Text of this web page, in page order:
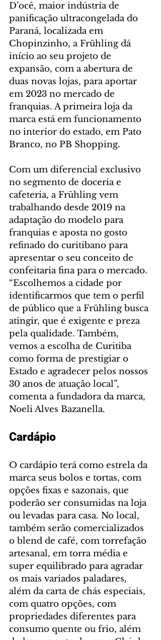
D’ocê, maior indústria de
panificação ultracongelada do
Paraná, localizada em
Chopinzinho, a Frühling dá
início ao seu projeto de
expansão, com a abertura de
duas novas lojas, para aportar
em 2023 no mercado de
franquias. A primeira loja da
marca está em funcionamento
no interior do estado, em Pato
Branco, no PB Shopping.
Com um diferencial exclusivo
no segmento de doceria e
cafeteria, a Frühling vem
trabalhando desde 2019 na
adaptação do modelo para
franquias e aposta no gosto
refinado do curitibano para
apresentar o seu conceito de
confeitaria fina para o mercado.
“Escolhemos a cidade por
identificarmos que tem o perfil
de público que a Frühling busca
atingir, que é exigente e preza
pela qualidade. Também,
vemos a escolha de Curitiba
como forma de prestigiar o
Estado e agradecer pelos nossos
30 anos de atuação local”,
comenta a fundadora da marca,
Noeli Alves Bazanella.
Cardápio
O cardápio terá como estrela da
marca seus bolos e tortas, com
opções fixas e sazonais, que
poderão ser consumidas na loja
ou levadas para casa. No local,
também serão comercializados
o blend de café, com torrefação
artesanal, em torra média e
super equilibrado para agradar
os mais variados paladares,
além da carta de chás especiais,
com quatro opções, com
propriedades diferentes para
consumo quente ou frio, além